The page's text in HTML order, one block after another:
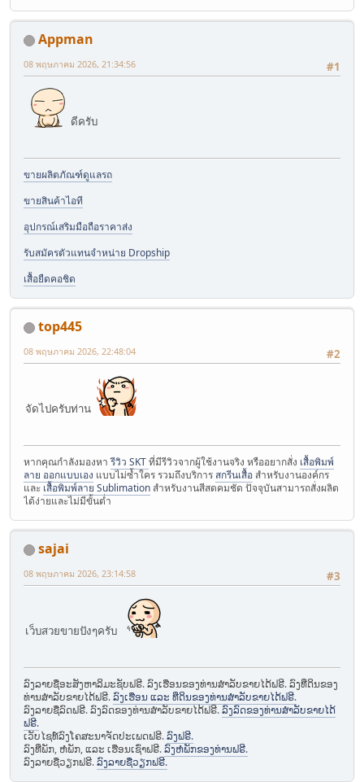
Appman
#1
08 พฤษภาคม 2026, 21:34:56
ดีครับ
ขายผลิตภัณฑ์ดูแลรถ
ขายสินค้าไอที
อุปกรณ์เสริมมือถือราคาส่ง
รับสมัครตัวแทนจำหน่าย Dropship
เสื้อยืดคอชิด
top445
#2
08 พฤษภาคม 2026, 22:48:04
จัดไปครับท่าน
หากคุณกำลังมองหารีวิว SKTที่มีรีวิวจากผู้ใช้งานจริง หรืออยากสั่ง เสื้อพิมพ์
ลาย ออกแบบเอง แบบไม่ซ้ำใคร รวมถึงบริการ สกรีนเสื้อ สำหรับงานองค์กร
และ เสื้อพิมพ์ลาย Sublimation สำหรับงานสีสดคมชัด ปัจจุบันสามารถสั่งผลิต
ได้ง่ายและไม่มีขั้นต่ำ
sajai
#3
08 พฤษภาคม 2026, 23:14:58
เว็บสวยขายปังๆครับ
ລົງລາຍຊື່ອະສັງຫາລິມະຊັບຟຣີ. ລົງເຮືອນຂອງທ່ານສຳລັບຂາຍໄດ້ຟຣີ. ລົງທີ່ດິນຂອງ
ທ່ານສຳລັບຂາຍໄດ້ຟຣີ.ລົງເຮືອນ ແລະ ທີ່ດິນຂອງທ່ານສຳລັບຂາຍໄດ້ຟຣີ.
ລົງລາຍຊື່ລົດຟຣີ. ລົງລົດຂອງທ່ານສຳລັບຂາຍໄດ້ຟຣີ.ລົງລົດຂອງທ່ານສຳລັບຂາຍໄດ້
ຟຣີ.
ເວັບໄຊທ໌ລົງໂຄສະນາຈັດປະເພດຟຣີ.ລົງຟຣີ.
ລົງທີ່ພັກ, ຫໍພັກ, ແລະ ເຮືອນເຊົ່າຟຣີ.ລົງຫໍພັກຂອງທ່ານຟຣີ.
ລົງລາຍຊື່ວຽກຟຣີ.ລົງລາຍຊື່ວຽກຟຣີ.